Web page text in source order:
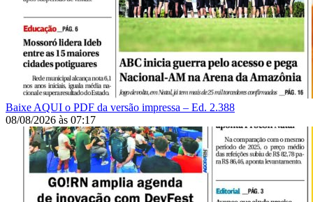
Baixe AQUI o PDF da versão impressa – Ed. 2.388
08/08/2026 às 07:17